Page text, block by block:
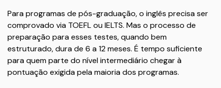
Para programas de pós-graduação, o inglês precisa ser
comprovado via TOEFL ou IELTS. Mas o processo de
preparação para esses testes, quando bem
estruturado, dura de 6 a 12 meses. É tempo suficiente
para quem parte do nível intermediário chegar à
pontuação exigida pela maioria dos programas.